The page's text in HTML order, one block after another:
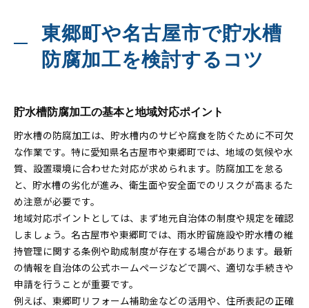
貯水槽防腐加工で重要な住所の正確な特定法
4700162の住所調査と貯水槽管理の関連性
東郷町の詳細住所確認と貯水槽工事の注意点
郵便番号と町名を活用した貯水槽管理方法
愛知県の貯水槽防腐加工支援制度を理解しよう
リフォーム補助金を活用した貯水槽対策の進め方
愛知県の地域制度が貯水槽の防腐加工に与える影
響
防腐加工に役立つ愛知県内の助成情報案内
ドライブレコーダー補助金と貯水槽対策の関連性
初めて挑戦する貯水槽防腐加工ガイドと注意点
初めての貯水槽防腐加工手順と失敗回避策
貯水槽防腐加工に必要な準備と具体的な流れ
東郷町や名古屋市で貯水槽
防腐加工を検討するコツ
貯水槽防腐加工の基本と地域対応ポイント
貯水槽の防腐加工は、貯水槽内のサビや腐食を防ぐために不可欠
な作業です。特に愛知県名古屋市や東郷町では、地域の気候や水
質、設置環境に合わせた対応が求められます。防腐加工を怠る
と、貯水槽の劣化が進み、衛生面や安全面でのリスクが高まるた
め注意が必要です。
地域対応ポイントとしては、まず地元自治体の制度や規定を確認
しましょう。名古屋市や東郷町では、雨水貯留施設や貯水槽の維
持管理に関する条例や助成制度が存在する場合があります。最新
の情報を自治体の公式ホームページなどで調べ、適切な手続きや
申請を行うことが重要です。
例えば、東郷町リフォーム補助金などの活用や、住所表記の正確